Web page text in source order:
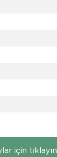
için tıklayın